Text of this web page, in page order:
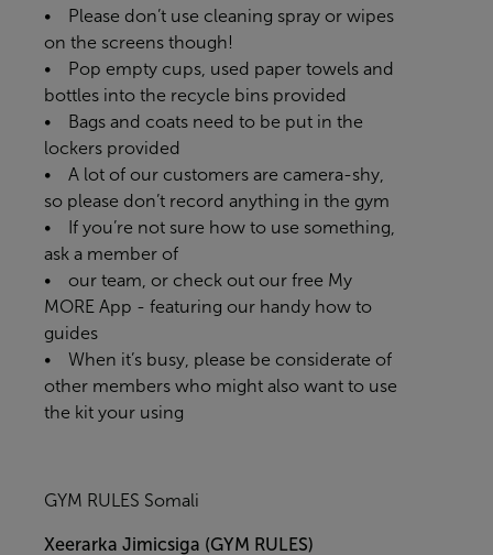
• Please don’t use cleaning spray or wipes
on the screens though!
• Pop empty cups, used paper towels and
bottles into the recycle bins provided
• Bags and coats need to be put in the
lockers provided
• A lot of our customers are camera-shy,
so please don’t record anything in the gym
• If you’re not sure how to use something,
ask a member of
• our team, or check out our free My
MORE App - featuring our handy how to
guides
• When it’s busy, please be considerate of
other members who might also want to use
the kit your using
GYM RULES Somali
Xeerarka Jimicsiga (GYM RULES)